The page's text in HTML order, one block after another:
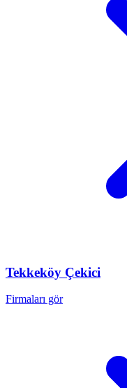
Tekkeköy Çekici
Firmaları gör